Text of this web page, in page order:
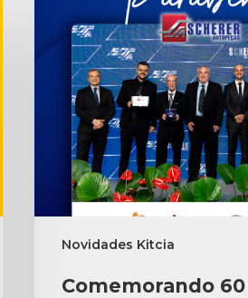
Novidades Kitcia
Comemorando